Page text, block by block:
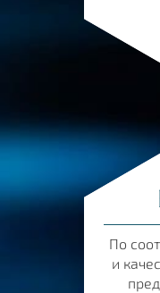
По
и